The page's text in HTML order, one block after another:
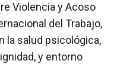
Violencia y Acoso
del Trabajo,
la salud psicológica,
y entorno